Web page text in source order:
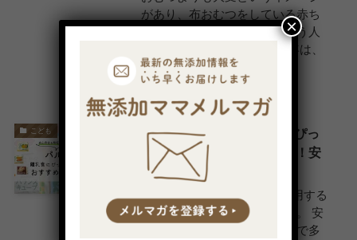
があり、布おむつをしている赤ち
ゃんに対してかわいそうと思う人
もいるようです。 一方で近年は、
エコ・経済的・肌に優しい...
こども
【パルシステム】離乳食にぴっ
たりのおすすめ商品13選！！安
心安全＆時短食材が豊富！
関東を中心に160万世帯が利用する
こだわり生協のパルシステム。 安
心な食材から便利な加工品まで多
×